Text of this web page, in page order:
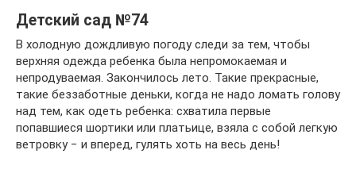
Детский сад №74
В холодную дождливую погоду следи за тем, чтобы
верхняя одежда ребенка была непромокаемая и
непродуваемая. Закончилось лето. Такие прекрасные,
такие беззаботные деньки, когда не надо ломать голову
над тем, как одеть ребенка: схватила первые
попавшиеся шортики или платьице, взяла с собой легкую
ветровку − и вперед, гулять хоть на весь день!